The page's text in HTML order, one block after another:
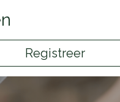
Registreer